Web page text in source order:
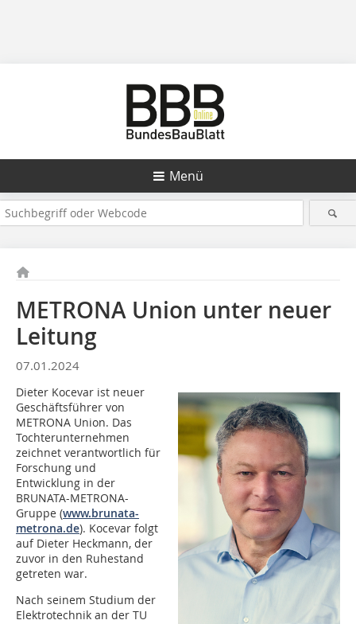
Menü
METRONA Union unter neuer
Leitung
07.01.2024
Dieter Kocevar ist neuer
Geschäftsführer von
METRONA Union. Das
Tochterunternehmen
zeichnet verantwortlich für
Forschung und
Entwicklung in der
BRUNATA-METRONA-
Gruppe (www.brunata-
metrona.de). Kocevar folgt
auf Dieter Heckmann, der
zuvor in den Ruhestand
getreten war.
Nach seinem Studium der
Elektrotechnik an der TU